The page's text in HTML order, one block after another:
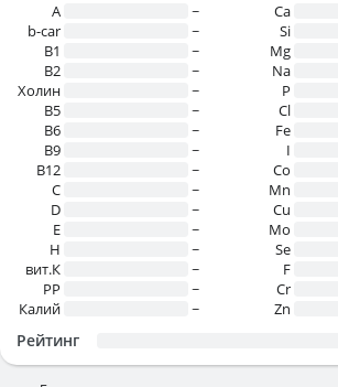
A
~
b-car
~
В1
~
B2
~
Холин
~
B5
~
B6
~
B9
~
B12
~
C
~
D
~
E
~
H
~
вит.К
~
PP
~
Калий
~
Ca
Si
Mg
Na
P
Cl
Fe
I
Co
Mn
Cu
Mo
Se
F
Cr
Zn
Рейтинг